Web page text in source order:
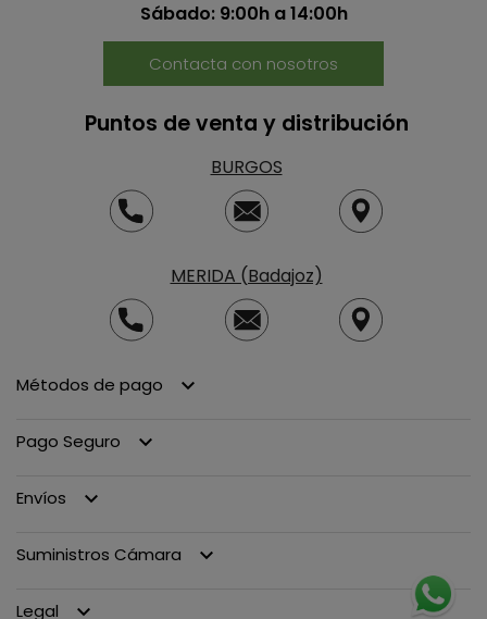
Sábado: 9:00h a 14:00h
Contacta con nosotros
Puntos de venta y distribución
BURGOS
MERIDA (Badajoz)
Métodos de pago keyboard_arrow_down
Pago Seguro keyboard_arrow_down
Envíos keyboard_arrow_down
Suministros Cámara keyboard_arrow_down
Legal keyboard_arrow_down